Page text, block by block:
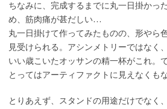
ちなみに、完成するまでに丸一日掛かっ
め、筋肉痛が甚だしい…
丸一日掛けて作ってみたものの、形やら
見受けられる。アシンメトリーではなく
いい歳こいたオッサンの精一杯がこれ。
とってはアーティファクトに見えなくもな
とりあえず、スタンドの用途だけでなく